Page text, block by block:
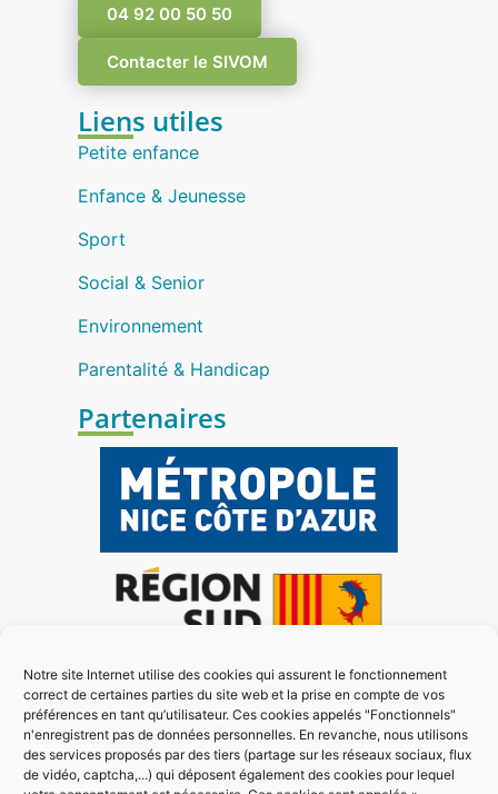
Notre site Internet utilise des cookies qui assurent le fonctionnement
correct de certaines parties du site web et la prise en compte de vos
préférences en tant qu’utilisateur. Ces cookies appelés "Fonctionnels"
n'enregistrent pas de données personnelles. En revanche, nous utilisons
des services proposés par des tiers (partage sur les réseaux sociaux, flux
de vidéo, captcha,...) qui déposent également des cookies pour lequel
04 92 00 50 50
Contacter le SIVOM
Liens utiles
Petite enfance
Enfance & Jeunesse
Sport
Social & Senior
Environnement
Parentalité & Handicap
Partenaires